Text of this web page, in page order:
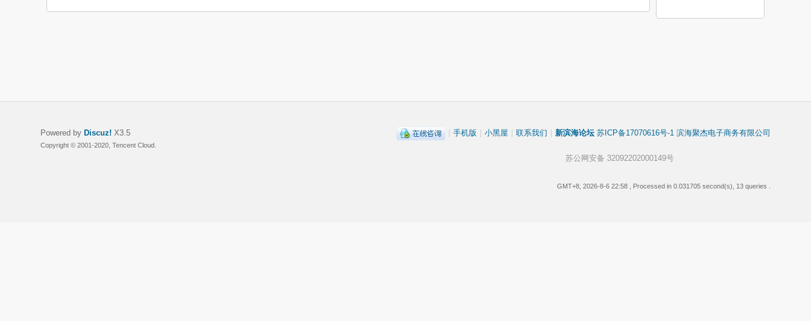
手机版 小黑屋 联系我们 新滨海论坛 苏ICP备17070616号-1 滨海聚杰电子商务有限公司
苏公网安备 32092202000149号
GMT+8, 2026-8-6 22:58 , Processed in 0.031705 second(s), 13 queries .
Powered by Discuz! X3.5
Copyright © 2001-2020, Tencent Cloud.